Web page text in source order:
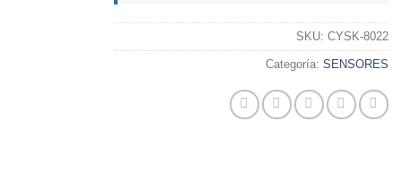
SKU: CYSK-8022
Categoría: SENSORES